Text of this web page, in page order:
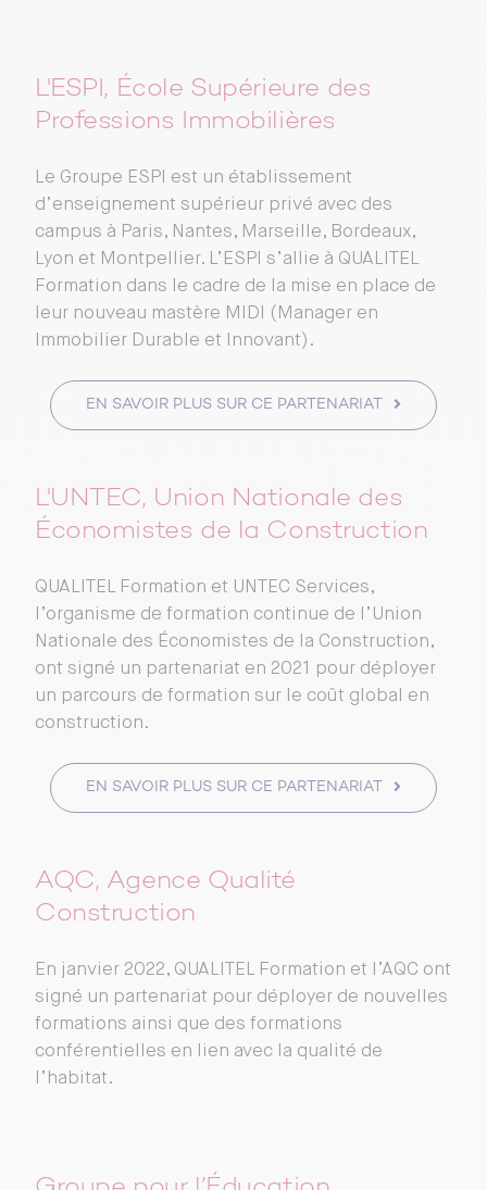
L'ESPI, École Supérieure des
Professions Immobilières
Le Groupe ESPI est un établissement
d’enseignement supérieur privé avec des
campus à Paris, Nantes, Marseille, Bordeaux,
Lyon et Montpellier. L’ESPI s’allie à QUALITEL
Formation dans le cadre de la mise en place de
leur nouveau mastère MIDI (Manager en
Immobilier Durable et Innovant).
EN SAVOIR PLUS SUR CE PARTENARIAT
L'UNTEC, Union Nationale des
Économistes de la Construction
QUALITEL Formation et UNTEC Services,
l’organisme de formation continue de l’Union
Nationale des Économistes de la Construction,
ont signé un partenariat en 2021 pour déployer
un parcours de formation sur le coût global en
construction.
EN SAVOIR PLUS SUR CE PARTENARIAT
AQC, Agence Qualité
Construction
En janvier 2022, QUALITEL Formation et l’AQC ont
signé un partenariat pour déployer de nouvelles
formations ainsi que des formations
conférentielles en lien avec la qualité de
l’habitat.